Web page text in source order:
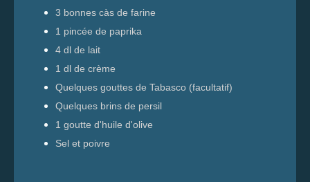
3 bonnes càs de farine
1 pincée de paprika
4 dl de lait
1 dl de crème
Quelques gouttes de Tabasco (facultatif)
Quelques brins de persil
1 goutte d'huile d'olive
Sel et poivre